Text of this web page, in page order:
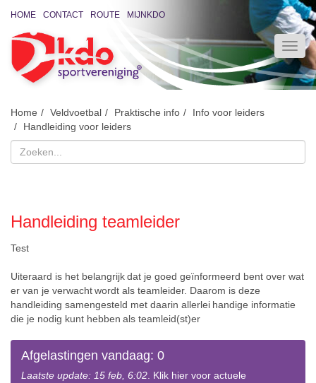
HOME CONTACT ROUTE MIJNKDO
Home Veldvoetbal Praktische info
Info voor leiders
Handleiding voor leiders
Handleiding teamleider
Test
Uiteraard is het belangrijk dat je goed geïnformeerd bent over wat
er van je verwacht wordt als teamleider. Daarom is deze
handleiding samengesteld met daarin allerlei handige informatie
die je nodig kunt hebben als teamleid(st)er
Afgelastingen vandaag: 0
Laatste update: 15 feb, 6:02. Klik hier voor actuele